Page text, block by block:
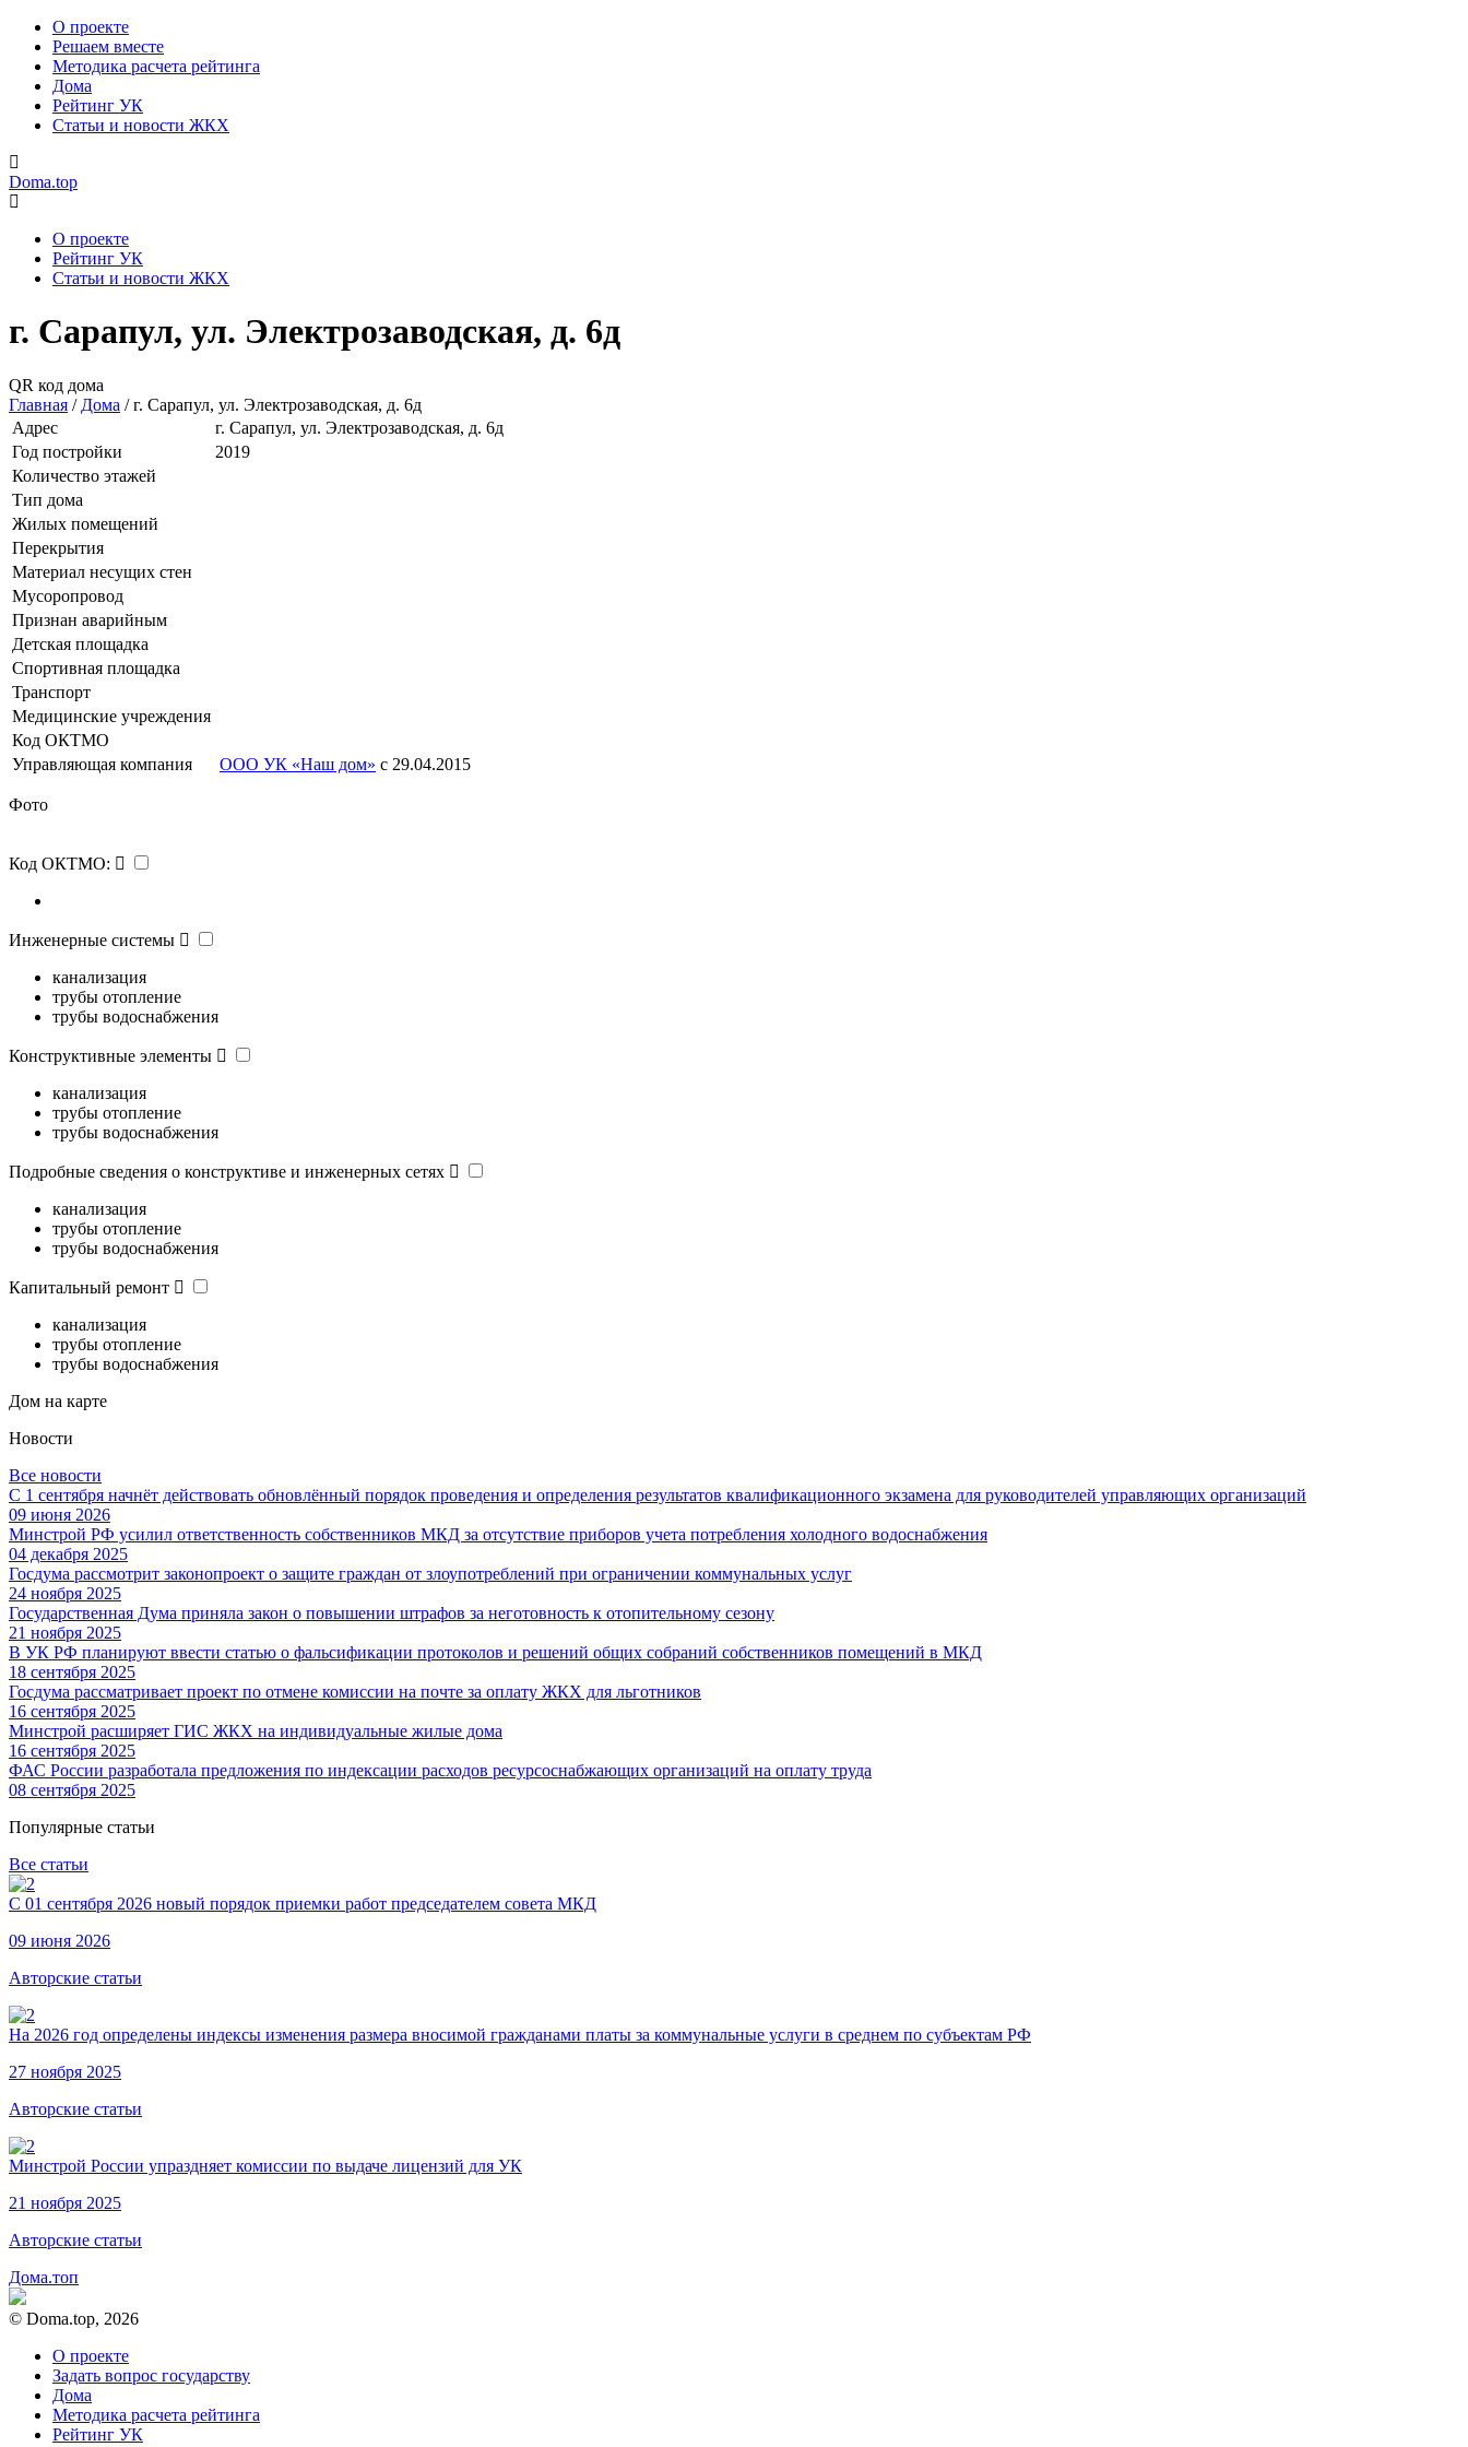
О проекте
Решаем вместе
Методика расчета рейтинга
Дома
Рейтинг УК
Статьи и новости ЖКХ
Doma.top
О проекте
Рейтинг УК
Статьи и новости ЖКХ
г. Сарапул, ул. Электрозаводская, д. 6д
QR код дома
Главная / Дома / г. Сарапул, ул. Электрозаводская, д. 6д
Адрес
г. Сарапул, ул. Электрозаводская, д. 6д
Год постройки
2019
Количество этажей
Тип дома
Жилых помещений
Перекрытия
Материал несущих стен
Мусоропровод
Признан аварийным
Детская площадка
Спортивная площадка
Транспорт
Медицинские учреждения
Код ОКТМО
Управляющая компания
ООО УК «Наш дом» с 29.04.2015
Фото
Код ОКТМО:
Инженерные системы
канализация
трубы отопление
трубы водоснабжения
Конструктивные элементы
канализация
трубы отопление
трубы водоснабжения
Подробные сведения о конструктиве и инженерных сетях
канализация
трубы отопление
трубы водоснабжения
Капитальный ремонт
канализация
трубы отопление
трубы водоснабжения
Дом на карте
Новости
Все новости
С 1 сентября начнёт действовать обновлённый порядок проведения и определения результатов квалификационного экзамена для руководителей управляющих организаций
09 июня 2026
Минстрой РФ усилил ответственность собственников МКД за отсутствие приборов учета потребления холодного водоснабжения
04 декабря 2025
Госдума рассмотрит законопроект о защите граждан от злоупотреблений при ограничении коммунальных услуг
24 ноября 2025
Государственная Дума приняла закон о повышении штрафов за неготовность к отопительному сезону
21 ноября 2025
В УК РФ планируют ввести статью о фальсификации протоколов и решений общих собраний собственников помещений в МКД
18 сентября 2025
Госдума рассматривает проект по отмене комиссии на почте за оплату ЖКХ для льготников
16 сентября 2025
Минстрой расширяет ГИС ЖКХ на индивидуальные жилые дома
16 сентября 2025
ФАС России разработала предложения по индексации расходов ресурсоснабжающих организаций на оплату труда
08 сентября 2025
Популярные статьи
Все статьи
С 01 сентября 2026 новый порядок приемки работ председателем совета МКД
09 июня 2026
Авторские статьи
На 2026 год определены индексы изменения размера вносимой гражданами платы за коммунальные услуги в среднем по субъектам РФ
27 ноября 2025
Авторские статьи
Минстрой России упраздняет комиссии по выдаче лицензий для УК
21 ноября 2025
Авторские статьи
Дома.топ
© Doma.top, 2026
О проекте
Задать вопрос государству
Дома
Методика расчета рейтинга
Рейтинг УК